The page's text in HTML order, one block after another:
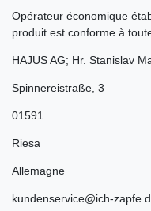
Opérateur économique
produit est conforme à
HAJUS AG; Hr. Stanislav
Spinnereistraße 3
01591
Riesa
Allemagne
kundenservice@ich-